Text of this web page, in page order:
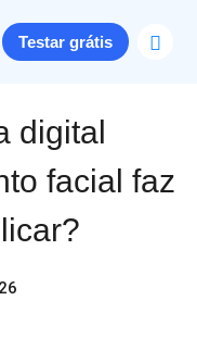
Testar grátis
digital
facial faz